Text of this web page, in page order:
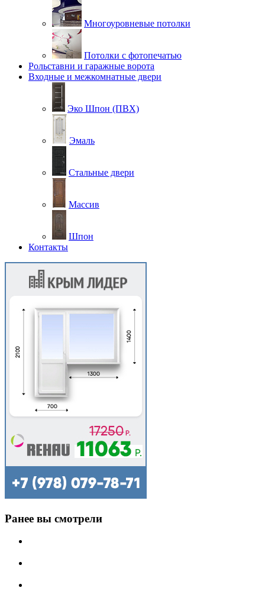
Многоуровневые потолки
Потолки с фотопечатью
Рольставни и гаражные ворота
Входные и межкомнатные двери
Эко Шпон (ПВХ)
Эмаль
Стальные двери
Массив
Шпон
Контакты
Ранее вы смотрели